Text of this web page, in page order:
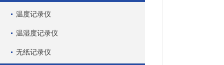
温度记录仪
温湿度记录仪
无纸记录仪